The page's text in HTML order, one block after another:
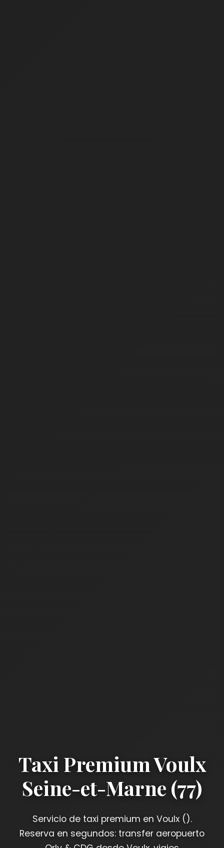
Taxi Premium Voulx
Seine-et-Marne (77)
Servicio de taxi premium en Voulx ().
Reserva en segundos: transfer aeropuerto